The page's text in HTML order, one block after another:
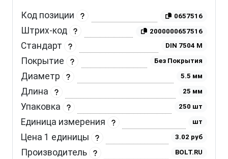
Код позиции 0657516
Штрих-код 2000000657516
Стандарт DIN 7504 M
Покрытие Без Покрытия
Диаметр 5.5 мм
Длина 25 мм
Упаковка 250 шт
Единица измерения шт
Цена 1 единицы 3.02 руб
Производитель BOLT.RU